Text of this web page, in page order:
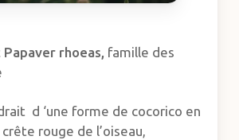
Papaver rhoeas, famille des
d ‘une forme de cocorico en
rouge de l’oiseau,